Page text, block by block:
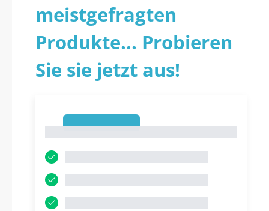
meistgefragten
Produkte... Probieren
Sie sie jetzt aus!